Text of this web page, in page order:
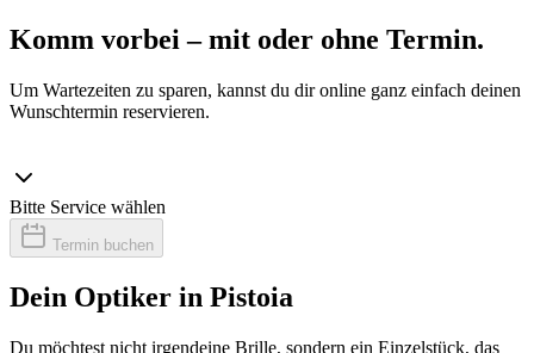
Komm vorbei – mit oder ohne Termin.
Um Wartezeiten zu sparen, kannst du dir online ganz einfach deinen
Wunschtermin reservieren.
Bitte Service wählen
Termin buchen
Dein Optiker in Pistoia
Du möchtest nicht irgendeine Brille, sondern ein Einzelstück, das